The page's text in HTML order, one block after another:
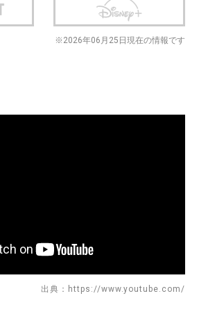
※2026年06月25日現在の情報です
出典：https://www.youtube.com/